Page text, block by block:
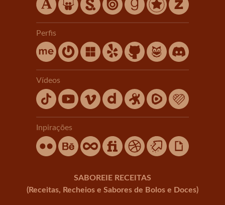
Perfis
Vídeos
Inpirações
SABOREIE RECEITAS
(Receitas, Recheios e Sabores de Bolos e Doces)